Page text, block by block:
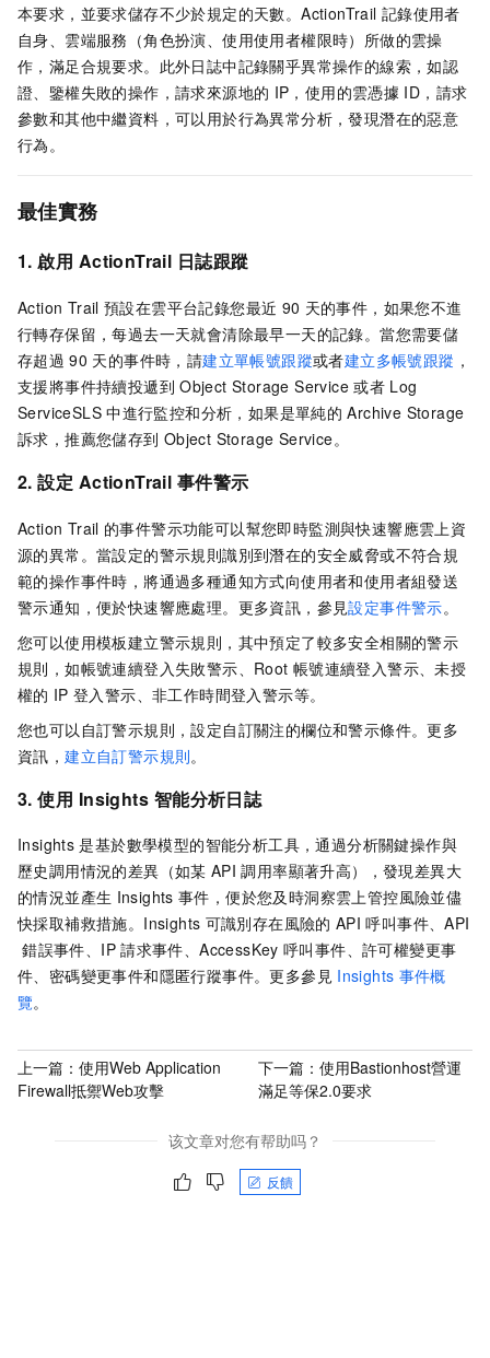
本要求，並要求儲存不少於規定的天數。ActionTrail 記錄使用者
自身、雲端服務（角色扮演、使用使用者權限時）所做的雲操
作，滿足合規要求。此外日誌中記錄關乎異常操作的線索，如認
證、鑒權失敗的操作，請求來源地的 IP，使用的雲憑據 ID，請求
參數和其他中繼資料，可以用於行為異常分析，發現潛在的惡意
行為。
最佳實務
1. 啟用 ActionTrail 日誌跟蹤
Action Trail 預設在雲平台記錄您最近 90 天的事件，如果您不進
行轉存保留，每過去一天就會清除最早一天的記錄。當您需要儲
存超過 90 天的事件時，請建立單帳號跟蹤或者建立多帳號跟蹤 ，
支援將事件持續投遞到 Object Storage Service 或者 Log
ServiceSLS 中進行監控和分析，如果是單純的 Archive Storage
訴求，推薦您儲存到 Object Storage Service。
2. 設定 ActionTrail 事件警示
Action Trail 的事件警示功能可以幫您即時監測與快速響應雲上資
源的異常。當設定的警示規則識別到潛在的安全威脅或不符合規
範的操作事件時，將通過多種通知方式向使用者和使用者組發送
警示通知，便於快速響應處理。更多資訊，參見設定事件警示。
您可以使用模板建立警示規則，其中預定了較多安全相關的警示
規則，如帳號連續登入失敗警示、Root 帳號連續登入警示、未授
權的 IP 登入警示、非工作時間登入警示等。
您也可以自訂警示規則，設定自訂關注的欄位和警示條件。更多
資訊，建立自訂警示規則。
3. 使用 Insights 智能分析日誌
Insights 是基於數學模型的智能分析工具，通過分析關鍵操作與
歷史調用情況的差異（如某 API 調用率顯著升高），發現差異大
的情況並產生 Insights 事件，便於您及時洞察雲上管控風險並儘
快採取補救措施。Insights 可識別存在風險的 API 呼叫事件、API
錯誤事件、IP 請求事件、AccessKey 呼叫事件、許可權變更事
件、密碼變更事件和隱匿行蹤事件。更多參見 Insights 事件概
覽。
上一篇： 使用Web Application
Firewall抵禦Web攻擊
下一篇： 使用Bastionhost營運
滿足等保2.0要求
该文章对您有帮助吗？
反饋